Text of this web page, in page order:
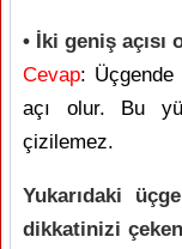
• İki geniş
Cevap: Üçgende
açı olur. Bu
çizilemez.
Yukarıdaki
dikkatinizi